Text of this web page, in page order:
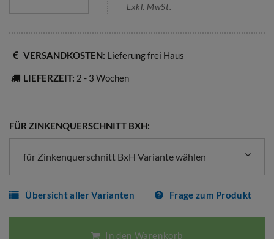
Exkl. MwSt.
VERSANDKOSTEN: Lieferung frei Haus
LIEFERZEIT: 2 - 3 Wochen
FÜR ZINKENQUERSCHNITT BXH:
für Zinkenquerschnitt BxH Variante wählen
Übersicht aller Varianten Frage zum Produkt
In den Warenkorb